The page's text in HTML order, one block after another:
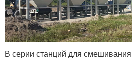
В серии станций для смешивания